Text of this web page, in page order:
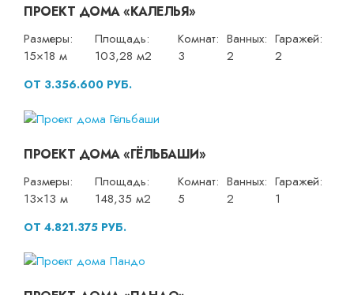
ПРОЕКТ ДОМА «КАЛЕЛЬЯ»
Размеры:
15×18 м
Площадь:
103,28 м2
Комнат:
3
Ванных:
2
Гаражей:
2
ОТ 3.356.600 РУБ.
ПРОЕКТ ДОМА «ГЁЛЬБАШИ»
Размеры:
13×13 м
Площадь:
148,35 м2
Комнат:
5
Ванных:
2
Гаражей:
1
ОТ 4.821.375 РУБ.